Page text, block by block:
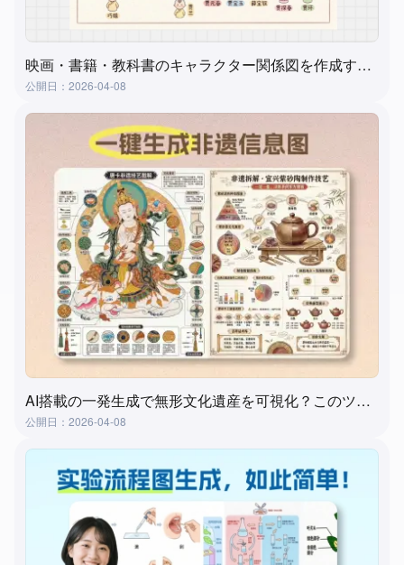
映画・書籍・教科書のキャラクター関係図を作成する方法？超実用的で簡単な方法
公開日：2026-04-08
AI搭載の一発生成で無形文化遺産を可視化？このツールが実現します！
公開日：2026-04-08